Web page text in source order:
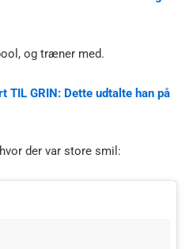
og træner med.
TIL GRIN: Dette udtalte han på
der var store smil: